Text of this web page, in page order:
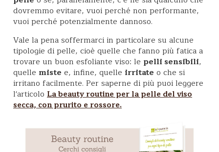
dovremmo evitare, vuoi perché non performante,
vuoi perché potenzialmente dannoso.
Vale la pena soffermarci in particolare su alcune
tipologie di pelle, cioè quelle che fanno più fatica a
trovare un buon esfoliante viso: le pelli sensibili,
quelle miste e, infine, quelle irritate o che si
irritano facilmente. Per saperne di più puoi leggere
l'articolo La beauty routine per la pelle del viso
secca, con prurito e rossore.